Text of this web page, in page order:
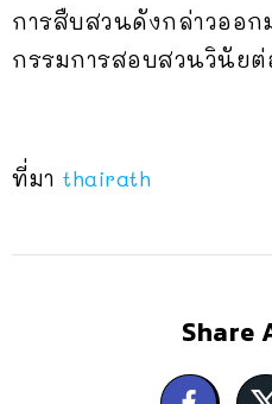
การสืบสวนดังกล่าวออก
กรรมการสอบสวนวินัยต่
ที่มา thairath
Share